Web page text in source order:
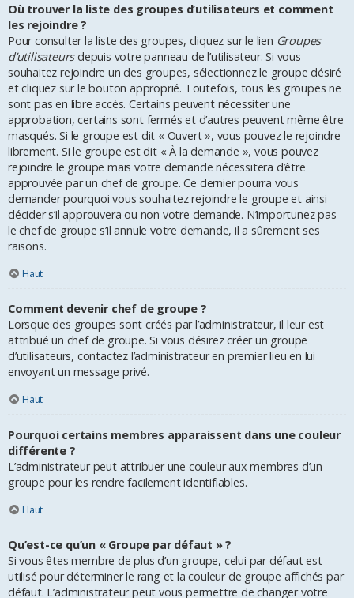
Où trouver la liste des groupes d’utilisateurs et comment
les rejoindre ?
Pour consulter la liste des groupes, cliquez sur le lien Groupes
d’utilisateursdepuis votre panneau de l’utilisateur. Si vous
souhaitez rejoindre un des groupes, sélectionnez le groupe désiré
et cliquez sur le bouton approprié. Toutefois, tous les groupes ne
sont pas en libre accès. Certains peuvent nécessiter une
approbation, certains sont fermés et d’autres peuvent même être
masqués. Si le groupe est dit « Ouvert », vous pouvez le rejoindre
librement. Si le groupe est dit « À la demande », vous pouvez
rejoindre le groupe mais votre demande nécessitera d’être
approuvée par un chef de groupe. Ce dernier pourra vous
demander pourquoi vous souhaitez rejoindre le groupe et ainsi
décider s’il approuvera ou non votre demande. N’importunez pas
le chef de groupe s’il annule votre demande, il a sûrement ses
raisons.
Haut
Comment devenir chef de groupe ?
Lorsque des groupes sont créés par l’administrateur, il leur est
attribué un chef de groupe. Si vous désirez créer un groupe
d’utilisateurs, contactez l’administrateur en premier lieu en lui
envoyant un message privé.
Haut
Pourquoi certains membres apparaissent dans une couleur
différente ?
L’administrateur peut attribuer une couleur aux membres d’un
groupe pour les rendre facilement identifiables.
Haut
Qu’est-ce qu’un « Groupe par défaut » ?
Si vous êtes membre de plus d’un groupe, celui par défaut est
utilisé pour déterminer le rang et la couleur de groupe affichés par
défaut. L’administrateur peut vous permettre de changer votre